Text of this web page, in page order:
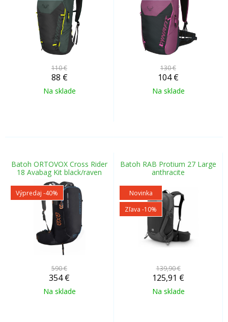
110 €
88 €
Na sklade
130 €
104 €
Na sklade
Batoh ORTOVOX Cross Rider
18 Avabag Kit black/raven
Výpredaj -40%
590 €
354 €
Na sklade
Batoh RAB Protium 27 Large
anthracite
Novinka
Zľava -10%
139,90 €
125,91 €
Na sklade